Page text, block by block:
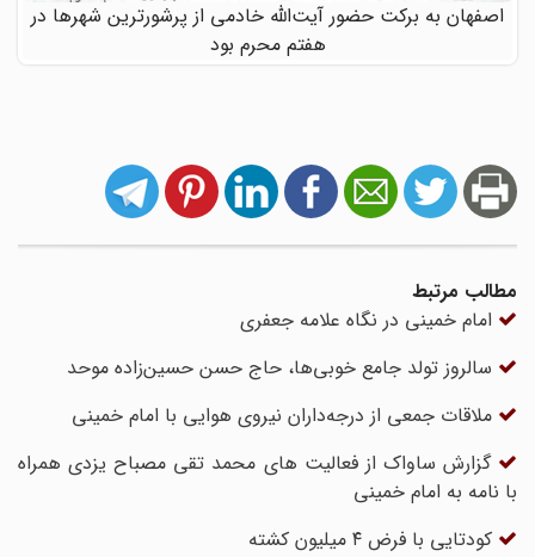
اصفهان به برکت حضور آیت‌الله خادمی از پرشورترین شهرها در
هفتم محرم بود
مطالب مرتبط
امام خمینی در نگاه علامه جعفری
سالروز تولد جامع خوبی‌ها، حاج حسن حسین‌زاده موحد
ملاقات جمعی از درجه‌داران نیروی هوایی با امام خمینی
گزارش ساواک از فعالیت های محمد تقی مصباح یزدی همراه
با نامه به امام خمینی
کودتایی با فرض ۴ میلیون کشته